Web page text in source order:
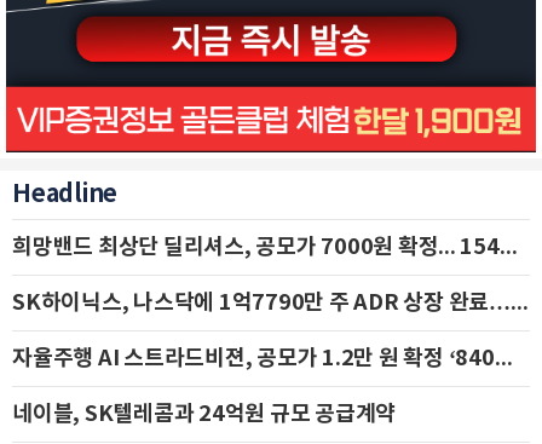
Headline
희망밴드 최상단 딜리셔스, 공모가 7000원 확정... 154억 규모 IPO 돌입
SK하이닉스, 나스닥에 1억7790만 주 ADR 상장 완료…29일 국내 추가 상장
자율주행 AI 스트라드비젼, 공모가 1.2만 원 확정 ‘840억 수혈’
네이블, SK텔레콤과 24억원 규모 공급계약